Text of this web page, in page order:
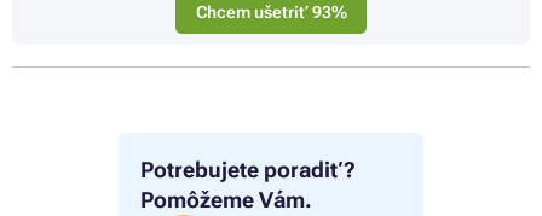
Potrebujete poradiť?
Pomôžeme Vám.
Chcem ušetriť 93%